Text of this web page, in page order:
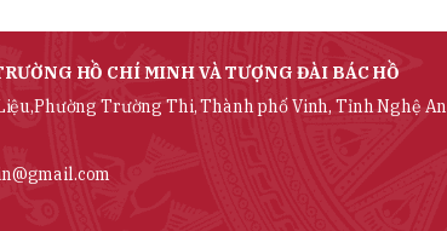
HỒ CHÍ MINH VÀ TƯỢNG ĐÀI BÁC HỒ
Trường Thi, Thành phố Vinh, Tỉnh Nghệ An